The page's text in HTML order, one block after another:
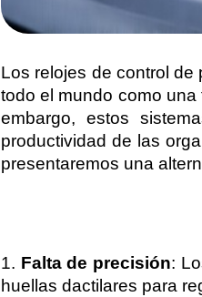
Los relojes de control
todo el mundo como
embargo, estos
productividad de las
presentaremos una
1. Falta de precisión:
huellas dactilares para